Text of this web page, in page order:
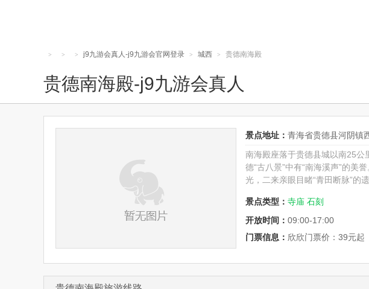
> > > j9九游会真人-j9九游会官网登录 > 城西 > 贵德南海殿
贵德南海殿-j9九游会真人
景点地址： 青海省贵德县河阴镇
南海殿座落于贵德县城以南25公
德“古八景”中有“南海溪声”的美
光，二来亲眼目睹“青田断脉”的
景点类型： 寺庙 石刻
开放时间： 09:00-17:00
门票信息： 欣欣门票价：39元起